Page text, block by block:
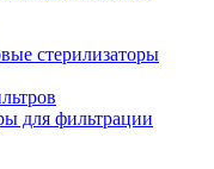
стерилизаторы
для фильтрации